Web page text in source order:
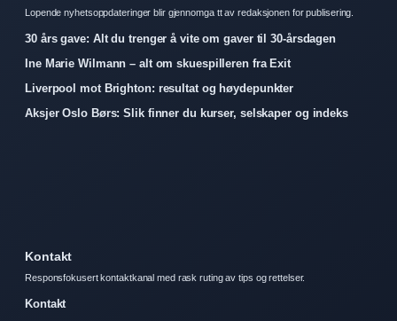
Lopende nyhetsoppdateringer blir gjennomga tt av redaksjonen for publisering.
30 års gave: Alt du trenger å vite om gaver til 30-årsdagen
Ine Marie Wilmann – alt om skuespilleren fra Exit
Liverpool mot Brighton: resultat og høydepunkter
Aksjer Oslo Børs: Slik finner du kurser, selskaper og indeks
Kontakt
Responsfokusert kontaktkanal med rask ruting av tips og rettelser.
Kontakt